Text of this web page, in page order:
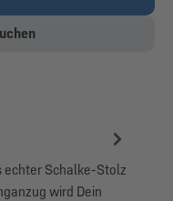
echter Schalke-Stolz
wird Dein